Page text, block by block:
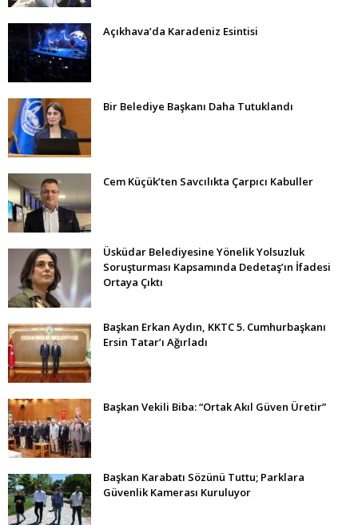
Açıkhava’da Karadeniz Esintisi
Bir Belediye Başkanı Daha Tutuklandı
Cem Küçük’ten Savcılıkta Çarpıcı Kabuller
Üsküdar Belediyesine Yönelik Yolsuzluk
Soruşturması Kapsamında Dedetaş’ın İfadesi
Ortaya Çıktı
Başkan Erkan Aydın, KKTC 5. Cumhurbaşkanı
Ersin Tatar’ı Ağırladı
Başkan Vekili Biba: “Ortak Akıl Güven Üretir”
Başkan Karabatı Sözünü Tuttu; Parklara
Güvenlik Kamerası Kuruluyor